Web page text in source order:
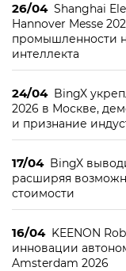
26/04 Shanghai
Hannover Messe
промышленности
интеллекта
24/04 BingX
2026 в Москве,
и признание
17/04 BingX
расширяя
стоимости
16/04 KEENON
инновации
Amsterdam 2026